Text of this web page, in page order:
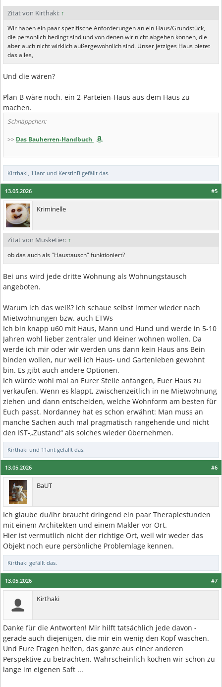
Zitat von Kirthaki: ↑
Wir haben ein paar spezifische Anforderungen an ein Haus/Grundstück,
die persönlich bedingt sind und von denen wir nicht abgehen können, die
aber auch nicht wirklich außergewöhnlich sind. Unser jetziges Haus bietet
das alles,
Und die wären?
Plan B wäre noch, ein 2-Parteien-Haus aus dem Haus zu
machen.
Schnäppchen:
>> Das Bauherren-Handbuch
Kirthaki, 11ant und KerstinB gefällt das.
#5
13.05.2026
Kriminelle
Zitat von Musketier: ↑
ob das auch als "Haustausch" funktioniert?
Bei uns wird jede dritte Wohnung als Wohnungstausch
angeboten.
Warum ich das weiß? Ich schaue selbst immer wieder nach
Mietwohnungen bzw. auch ETWs
Ich bin knapp u60 mit Haus, Mann und Hund und werde in 5-10
Jahren wohl lieber zentraler und kleiner wohnen wollen. Da
werde ich mir oder wir werden uns dann kein Haus ans Bein
binden wollen, nur weil ich Haus- und Gartenleben gewohnt
bin. Es gibt auch andere Optionen.
Ich würde wohl mal an Eurer Stelle anfangen, Euer Haus zu
verkaufen. Wenn es klappt, zwischenzeitlich in ne Mietwohnung
ziehen und dann entscheiden, welche Wohnform am besten für
Euch passt. Nordanney hat es schon erwähnt: Man muss an
manche Sachen auch mal pragmatisch rangehende und nicht
den IST-„Zustand“ als solches wieder übernehmen.
Kirthaki und 11ant gefällt das.
#6
13.05.2026
BaUT
Ich glaube du/ihr braucht dringend ein paar Therapiestunden
mit einem Architekten und einem Makler vor Ort.
Hier ist vermutlich nicht der richtige Ort, weil wir weder das
Objekt noch eure persönliche Problemlage kennen.
Kirthaki gefällt das.
#7
13.05.2026
Kirthaki
Danke für die Antworten! Mir hilft tatsächlich jede davon -
gerade auch diejenigen, die mir ein wenig den Kopf waschen.
Und Eure Fragen helfen, das ganze aus einer anderen
Perspektive zu betrachten. Wahrscheinlich kochen wir schon zu
lange im eigenen Saft ...